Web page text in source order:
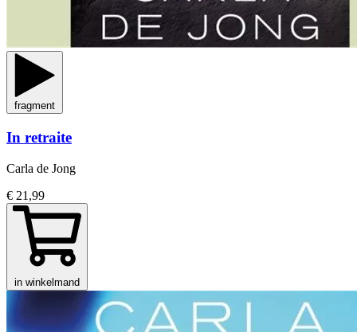
fragment
In retraite
Carla de Jong
€ 21,99
in winkelmand